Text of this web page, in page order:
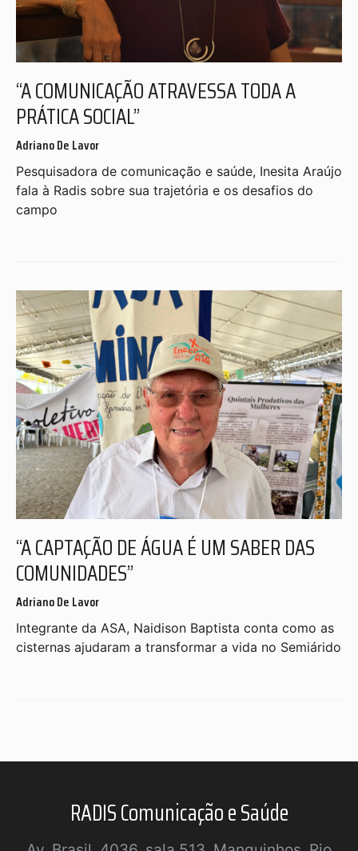
“A COMUNICAÇÃO ATRAVESSA TODA A
PRÁTICA SOCIAL”
Adriano De Lavor
Pesquisadora de comunicação e saúde, Inesita Araújo
fala à Radis sobre sua trajetória e os desafios do
campo
“A CAPTAÇÃO DE ÁGUA É UM SABER DAS
COMUNIDADES”
Adriano De Lavor
Integrante da ASA, Naidison Baptista conta como as
cisternas ajudaram a transformar a vida no Semiárido
RADIS Comunicação e Saúde